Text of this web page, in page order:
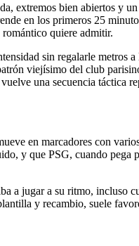
extremos bien abiertos y
en los primeros 25
quiere admitir.
sin regalarle metros
viejísimo del club
una secuencia táctica
en marcadores con
y que PSG, cuando
a jugar a su ritmo,
y recambio, suele